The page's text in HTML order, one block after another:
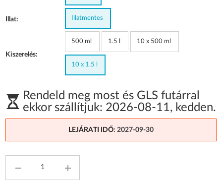
Illat: Illatmentes
Kiszerelés:
500 ml 1.5 l 10 x 500 ml
10 x 1.5 l
Rendeld meg most és GLS futárral
ekkor szállítjuk: 2026-08-11, kedden.
LEJÁRATI IDŐ: 2027-09-30